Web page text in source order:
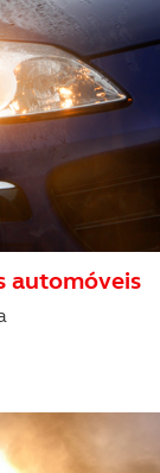
automóveis